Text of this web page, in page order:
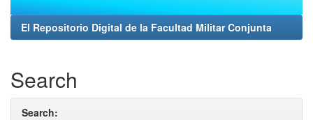
El Repositorio Digital de la Facultad Militar Conjunta
Search
Search: